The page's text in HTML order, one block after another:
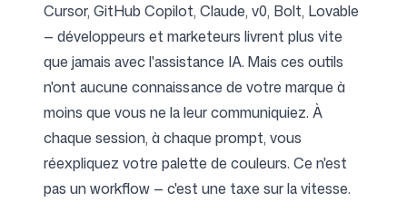
Cursor, GitHub Copilot, Claude, v0, Bolt, Lovable
— développeurs et marketeurs livrent plus vite
que jamais avec l'assistance IA. Mais ces outils
n'ont aucune connaissance de votre marque à
moins que vous ne la leur communiquiez. À
chaque session, à chaque prompt, vous
réexpliquez votre palette de couleurs. Ce n'est
pas un workflow — c'est une taxe sur la vitesse.